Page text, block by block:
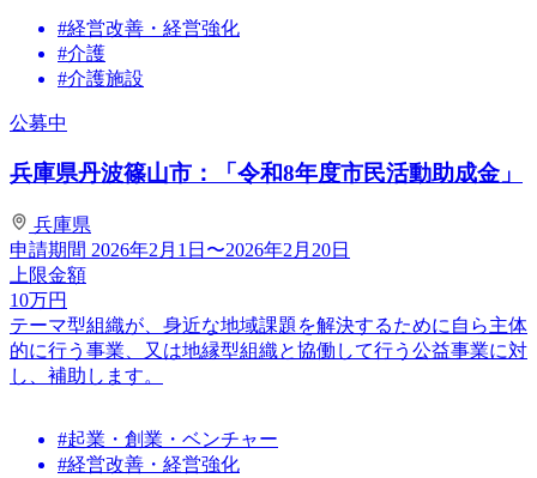
#経営改善・経営強化
#介護
#介護施設
公募中
兵庫県丹波篠山市：「令和8年度市民活動助成金」
兵庫県
申請期間 2026年2月1日〜2026年2月20日
上限金額
10万円
テーマ型組織が、身近な地域課題を解決するために自ら主体
的に行う事業、又は地縁型組織と協働して行う公益事業に対
し、補助します。
#起業・創業・ベンチャー
#経営改善・経営強化